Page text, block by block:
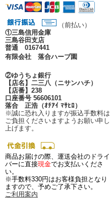
（前払い）
①三島信用金庫
三島谷田支店
普通 0167441
有限会社 落合ハーブ園
②ゆうちょ銀行
【店名】二三八（ニサンハチ）
【店番】238
口座番号 56606101
落合 正浩（ｵﾁｱｲ ﾏｻﾋﾛ）
※誠に恐れ入りますが振込手数料は
ご負担くださいますようお願い申し
上げます。
商品お届けの際、運送会社のドライ
バーに直接現金でお支払いくださ
い。
※手数料330円はお客様負担となり
ますので、予めご了承下さい。
ご利用案内